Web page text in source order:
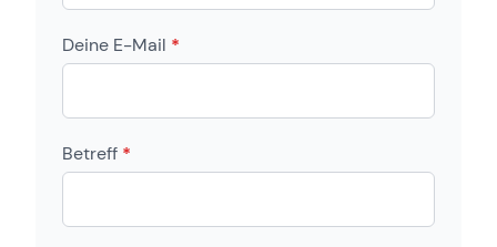
Deine E-Mail *
Betreff *